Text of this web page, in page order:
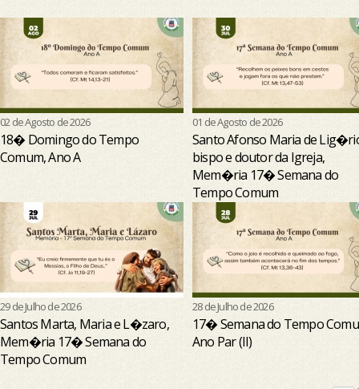
02 de Agosto de 2026
18� Domingo do Tempo
Comum, Ano A
01 de Agosto de 2026
Santo Afonso Maria de
bispo e doutor da Igreja,
Mem�ria 17� Semana do
Tempo Comum
29 de Julho de 2026
Santos Marta, Maria e L�zaro,
Mem�ria 17� Semana do
Tempo Comum
28 de Julho de 2026
17� Semana do Tempo
Ano Par (II)